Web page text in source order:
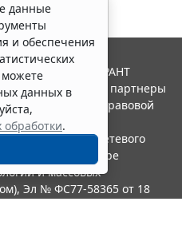
данные
и обеспечения
данных в
обработки.
Система ГАРАНТ
"Гарант" и ее партнеры
ассоциации правовой
в качестве сетевого
по надзору в сфере
и массовых
Эл № ФС77-58365 от 18